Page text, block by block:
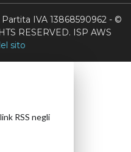
IVA 13868590962 - ©
RESERVED. ISP AWS
sito
RSS negli